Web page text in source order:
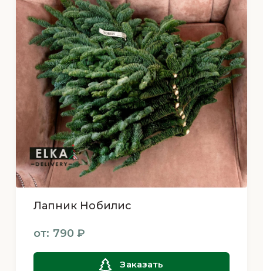
Пихты
Подарочные ёлочки
Подставки для деревьев
Прочее
Сосны
Лапник Нобилис
от: 790 ₽
Заказать